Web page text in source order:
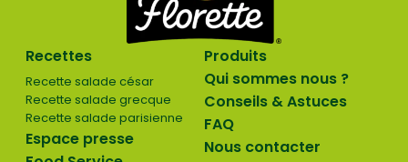
Recettes
Recette salade césar
Recette salade grecque
Recette salade parisienne
Espace presse
Produits
Qui sommes nous ?
Conseils & Astuces
FAQ
Nous contacter